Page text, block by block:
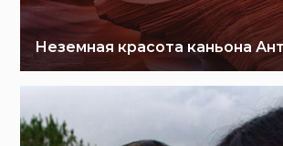
Неземная красота каньона